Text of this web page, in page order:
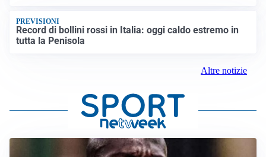
PREVISIONI
Record di bollini rossi in Italia: oggi caldo estremo in
tutta la Penisola
Altre notizie